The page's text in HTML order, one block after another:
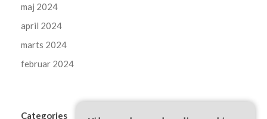
maj 2024
april 2024
marts 2024
februar 2024
Categories